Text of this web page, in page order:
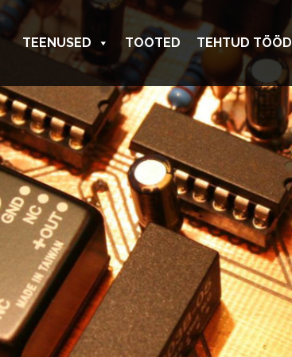
TEENUSED TOOTED TEHTUD TÖÖD